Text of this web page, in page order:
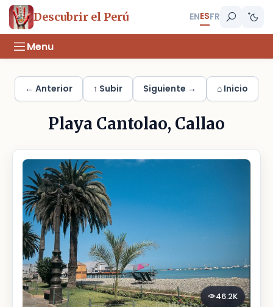
Descubrir el Perú ENESFR
Menu
← Anterior ↑ Subir Siguiente → ⌂ Inicio
Playa Cantolao, Callao
46.2K